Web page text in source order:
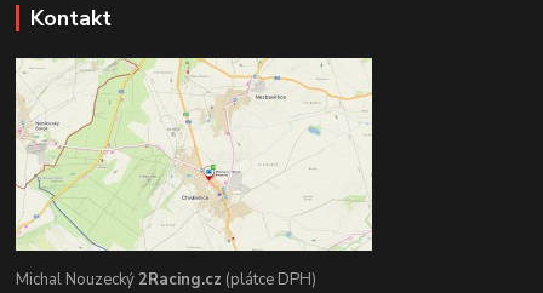
Kontakt
Michal Nouzecký2Racing.cz (plátce DPH)